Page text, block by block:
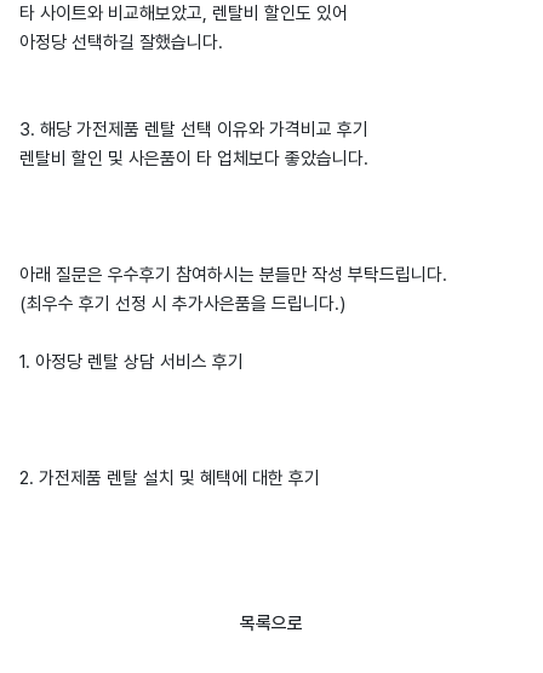
타 사이트와 비교해보았고, 렌탈비 할인도 있어
아정당 선택하길 잘했습니다.
3. 해당 가전제품 렌탈 선택 이유와 가격비교 후기
렌탈비 할인 및 사은품이 타 업체보다 좋았습니다.
아래 질문은 우수후기 참여하시는 분들만 작성 부탁드립니다.
(최우수 후기 선정 시 추가사은품을 드립니다.)
1. 아정당 렌탈 상담 서비스 후기
2. 가전제품 렌탈 설치 및 혜택에 대한 후기
목록으로